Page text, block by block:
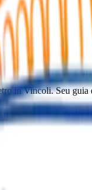
in Vincoli. Seu